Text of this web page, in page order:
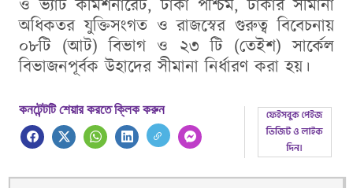
ও ভ্যাট কমিশনারেট, ঢাকা পশ্চিম, ঢাকার সীমানা
অধিকতর যুক্তিসংগত ও রাজস্বের গুরুত্ব বিবেচনায়
০৮টি (আট) বিভাগ ও ২৩ টি (তেইশ) সার্কেল
বিভাজনপূর্বক উহাদের সীমানা নির্ধারণ করা হয়।
কনটেন্টটি শেয়ার করতে ক্লিক করুন